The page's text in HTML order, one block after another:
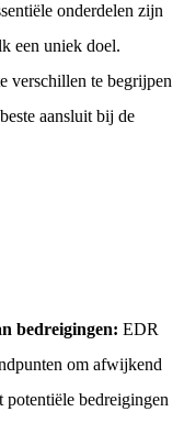
onderdelen zijn
een uniek doel.
verschillen te begrijpen
aansluit bij de
bedreigingen: EDR
om afwijkend
potentiële bedreigingen